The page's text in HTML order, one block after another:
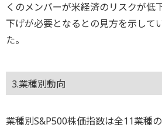
くのメンバーが米経済のリスクが低
下げが必要となるとの見方を示して
た。
3.業種別動向
業種別S&P500株価指数は全11業種